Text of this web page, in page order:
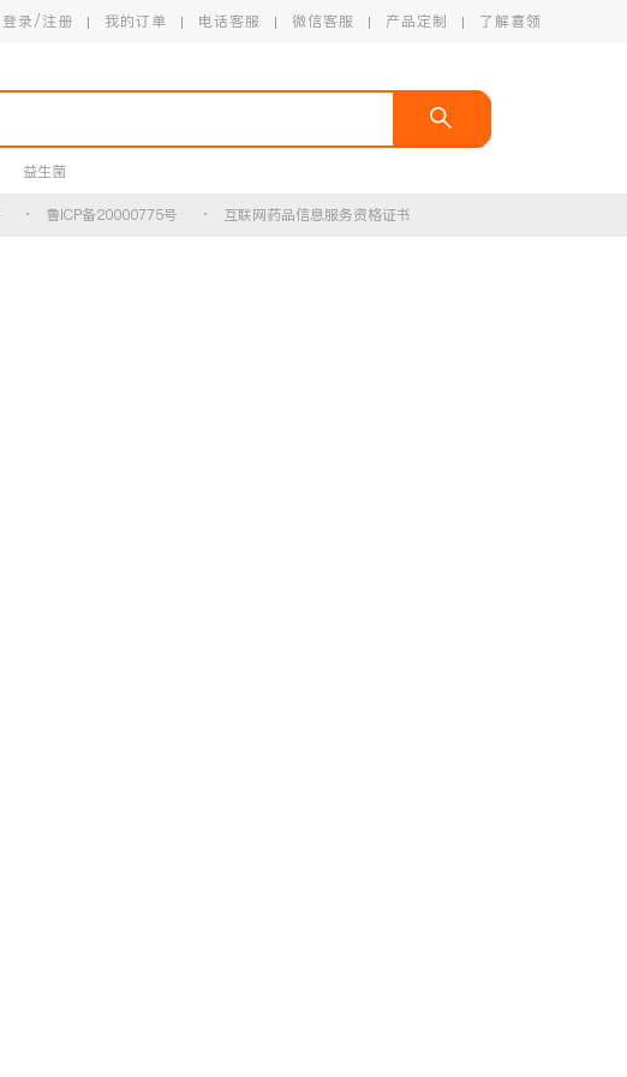
登录/注册 我的订单 电话客服 微信客服 产品定制 了解喜领
益生菌
· 鲁ICP备20000775号 · 互联网药品信息服务资格证书